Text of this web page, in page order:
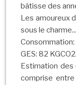
bâtisse des
Les amoureux
sous le
GES: 82
Estimation des
comprise